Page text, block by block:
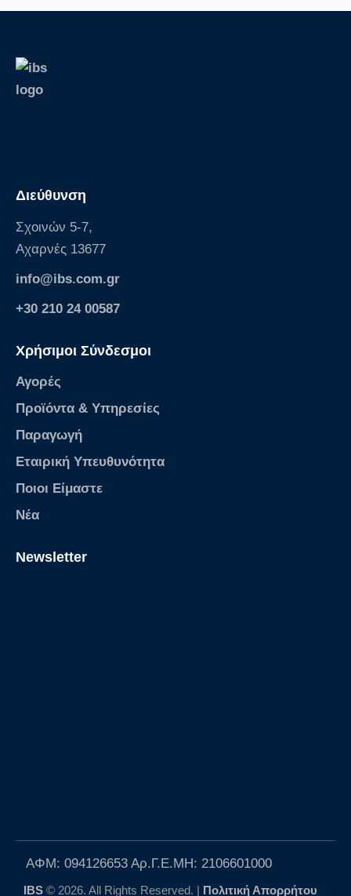
Διεύθυνση
Σχοινών 5-7,
Αχαρνές 13677
info@ibs.com.gr
+30 210 24 00587
Χρήσιμοι Σύνδεσμοι
Αγορές
Προϊόντα & Υπηρεσίες
Παραγωγή
Εταιρική Υπευθυνότητα
Ποιοι Είμαστε
Νέα
Newsletter
ΑΦΜ: 094126653 Αρ.Γ.Ε.ΜΗ: 2106601000
IBS © 2026. All Rights Reserved. | Πολιτική Απορρήτου